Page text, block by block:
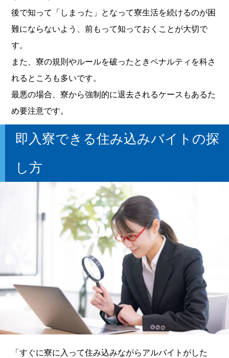
後で知って「しまった」となって寮生活を続けるのが困
難にならないよう、前もって知っておくことが大切で
す。
また、寮の規則やルールを破ったときペナルティを科さ
れるところも多いです。
最悪の場合、寮から強制的に退去されるケースもあるた
め要注意です。
即入寮できる住み込みバイトの探
し方
「すぐに寮に入って住み込みながらアルバイトがした